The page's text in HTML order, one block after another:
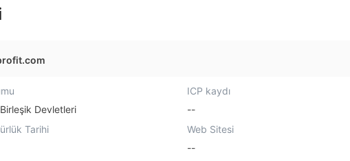
Devletleri
ICP kaydı
--
Tarihi
Web Sitesi
--